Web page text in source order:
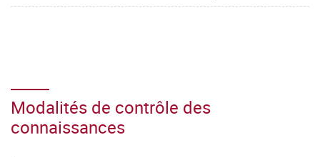
Modalités de contrôle des
connaissances